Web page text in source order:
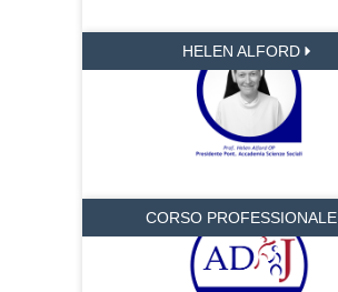
HELEN ALFORD
CORSO PROFESSIONALE